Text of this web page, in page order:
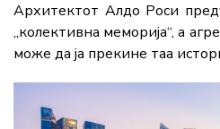
Архитектот Алдо Роси
„колективна меморија“, а
може да ја прекине таа